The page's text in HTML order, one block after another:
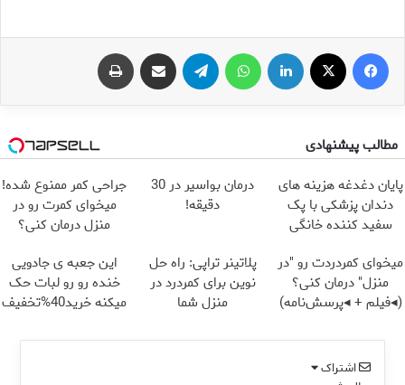
فیس بوک لینکدین تلگرام اشتراک گذاری از طریق ایمیل
مطالب پیشنهادی
پایان دغدغه هزینه های
دندان پزشکی با پک
سفید کننده خانگی
درمان بواسیر در 30
دقیقه!
جراحی کمر ممنوع شده!
میخوای کمرت رو در
منزل درمان کنی؟
میخوای کمردردت رو "در
منزل" درمان کنی؟
(◂فیلم + ◂پرسش‌نامه)
پلاتینر تراپی: راه حل
نوین برای کمردرد در
منزل شما
این جعبه ی جادویی
خنده رو رو لبات حک
میکنه خرید40%تخفیف
اشتراک